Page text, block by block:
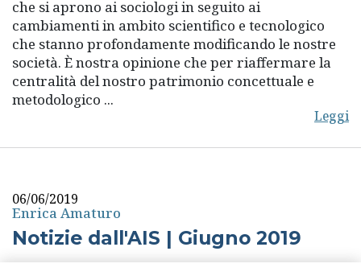
che si aprono ai sociologi in seguito ai
cambiamenti in ambito scientifico e tecnologico
che stanno profondamente modificando le nostre
società. È nostra opinione che per riaffermare la
centralità del nostro patrimonio concettuale e
metodologico ...
Leggi
06/06/2019
Enrica Amaturo
Notizie dall'AIS | Giugno 2019